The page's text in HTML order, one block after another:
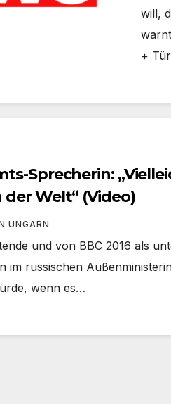
will,
+
Sprecherin:
Welt“ (Video)
UNGARN
und von BBC 2016 als
im russischen
wenn es…